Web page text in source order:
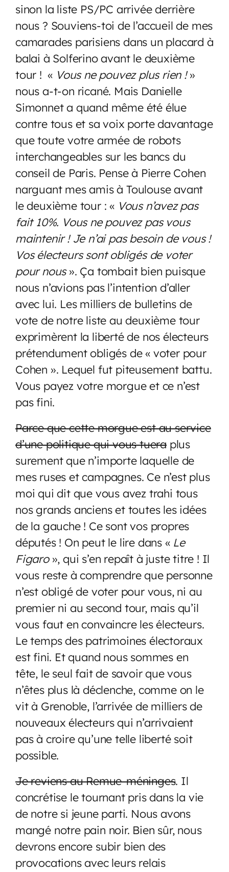
sinon la liste PS/PC arrivée derrière
nous ? Souviens-toi de l’accueil de mes
camarades parisiens dans un placard à
balai à Solferino avant le deuxième
tour ! « Vous ne pouvez plus rien !»
nous a-t-on ricané. Mais Danielle
Simonnet a quand même été élue
contre tous et sa voix porte davantage
que toute votre armée de robots
interchangeables sur les bancs du
conseil de Paris. Pense à Pierre Cohen
narguant mes amis à Toulouse avant
le deuxième tour : « Vous n’avez pas
fait 10%. Vous ne pouvez pas vous
maintenir ! Je n’ai pas besoin de vous !
Vos électeurs sont obligés de voter
pour nous». Ça tombait bien puisque
nous n’avions pas l’intention d’aller
avec lui. Les milliers de bulletins de
vote de notre liste au deuxième tour
exprimèrent la liberté de nos électeurs
prétendument obligés de « voter pour
Cohen ». Lequel fut piteusement battu.
Vous payez votre morgue et ce n’est
pas fini.
Parce que cette morgue est au service
d’une politique qui vous tuera plus
surement que n’importe laquelle de
mes ruses et campagnes. Ce n’est plus
moi qui dit que vous avez trahi tous
nos grands anciens et toutes les idées
de la gauche ! Ce sont vos propres
députés ! On peut le lire dans « Le
Figaro», qui s’en repaît à juste titre ! Il
vous reste à comprendre que personne
n’est obligé de voter pour vous, ni au
premier ni au second tour, mais qu’il
vous faut en convaincre les électeurs.
Le temps des patrimoines électoraux
est fini. Et quand nous sommes en
tête, le seul fait de savoir que vous
n’êtes plus là déclenche, comme on le
vit à Grenoble, l’arrivée de milliers de
nouveaux électeurs qui n’arrivaient
pas à croire qu’une telle liberté soit
possible.
Je reviens au Remue-méninges. Il
concrétise le tournant pris dans la vie
de notre si jeune parti. Nous avons
mangé notre pain noir. Bien sûr, nous
devrons encore subir bien des
provocations avec leurs relais